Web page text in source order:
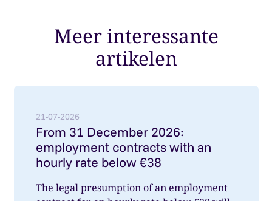
Meer interessante
artikelen
21-07-2026
From 31 December 2026:
employment contracts with an
hourly rate below €38
The legal presumption of an employment